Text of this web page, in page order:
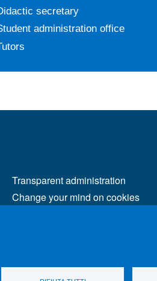
secretary
administration office
Transparent administration
Change your mind on cookies